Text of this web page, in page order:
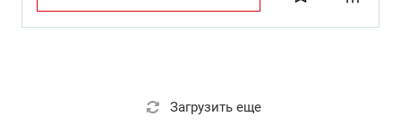
Загрузить еще